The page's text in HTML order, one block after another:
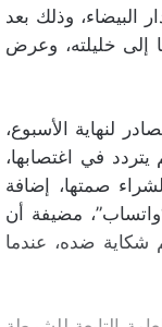
البيضاء، وذلك بعد
إلى خليلته، وعرض
لنهاية الأسبوع،
في اغتصابها،
صمتها، إضافة
مضيفة أن
شكاية ضده، عندما